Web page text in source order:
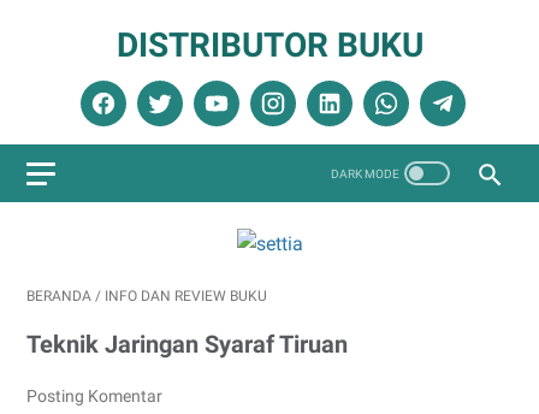
DISTRIBUTOR BUKU
BERANDA / INFO DAN REVIEW BUKU
Teknik Jaringan Syaraf Tiruan
Posting Komentar